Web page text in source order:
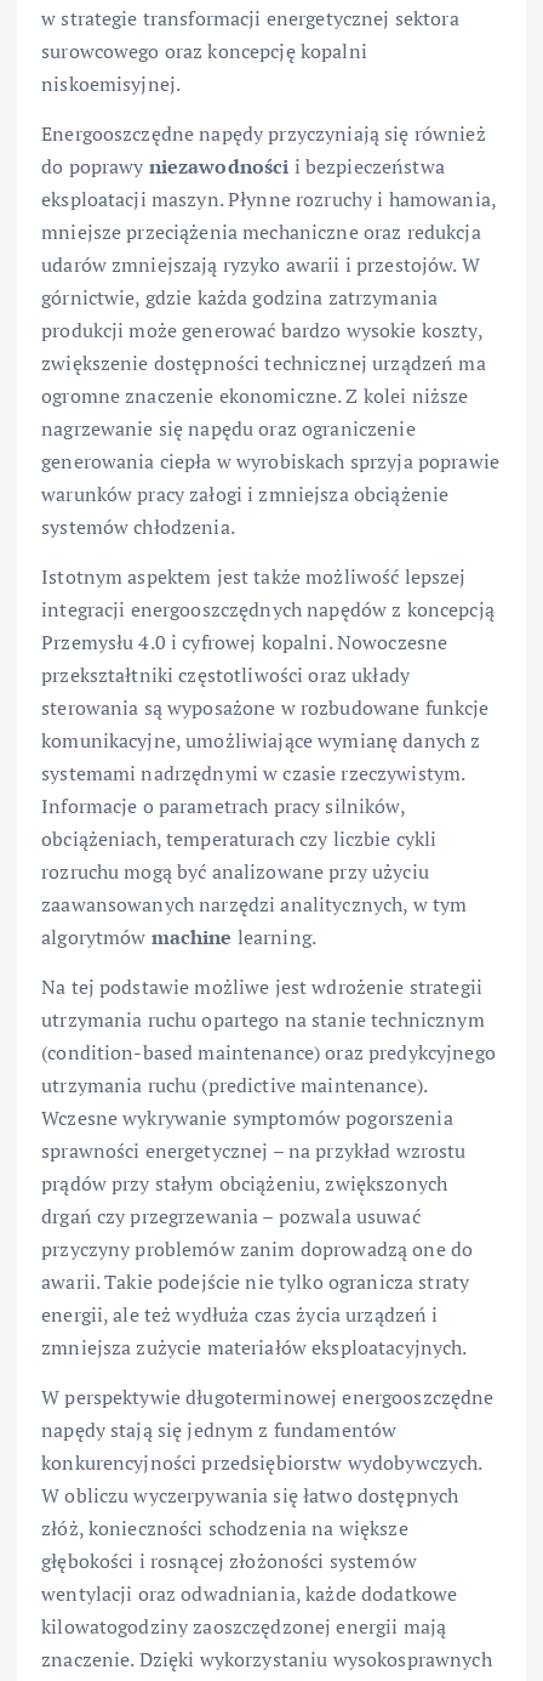
w strategie transformacji energetycznej sektora
surowcowego oraz koncepcję kopalni
niskoemisyjnej.
Energooszczędne napędy przyczyniają się również
do poprawy niezawodności i bezpieczeństwa
eksploatacji maszyn. Płynne rozruchy i hamowania,
mniejsze przeciążenia mechaniczne oraz redukcja
udarów zmniejszają ryzyko awarii i przestojów. W
górnictwie, gdzie każda godzina zatrzymania
produkcji może generować bardzo wysokie koszty,
zwiększenie dostępności technicznej urządzeń ma
ogromne znaczenie ekonomiczne. Z kolei niższe
nagrzewanie się napędu oraz ograniczenie
generowania ciepła w wyrobiskach sprzyja poprawie
warunków pracy załogi i zmniejsza obciążenie
systemów chłodzenia.
Istotnym aspektem jest także możliwość lepszej
integracji energooszczędnych napędów z koncepcją
Przemysłu 4.0 i cyfrowej kopalni. Nowoczesne
przekształtniki częstotliwości oraz układy
sterowania są wyposażone w rozbudowane funkcje
komunikacyjne, umożliwiające wymianę danych z
systemami nadrzędnymi w czasie rzeczywistym.
Informacje o parametrach pracy silników,
obciążeniach, temperaturach czy liczbie cykli
rozruchu mogą być analizowane przy użyciu
zaawansowanych narzędzi analitycznych, w tym
algorytmów machine learning.
Na tej podstawie możliwe jest wdrożenie strategii
utrzymania ruchu opartego na stanie technicznym
(condition-based maintenance) oraz predykcyjnego
utrzymania ruchu (predictive maintenance).
Wczesne wykrywanie symptomów pogorszenia
sprawności energetycznej – na przykład wzrostu
prądów przy stałym obciążeniu, zwiększonych
drgań czy przegrzewania – pozwala usuwać
przyczyny problemów zanim doprowadzą one do
awarii. Takie podejście nie tylko ogranicza straty
energii, ale też wydłuża czas życia urządzeń i
zmniejsza zużycie materiałów eksploatacyjnych.
W perspektywie długoterminowej energooszczędne
napędy stają się jednym z fundamentów
konkurencyjności przedsiębiorstw wydobywczych.
W obliczu wyczerpywania się łatwo dostępnych
złóż, konieczności schodzenia na większe
głębokości i rosnącej złożoności systemów
wentylacji oraz odwadniania, każde dodatkowe
kilowatogodziny zaoszczędzonej energii mają
znaczenie. Dzięki wykorzystaniu wysokosprawnych